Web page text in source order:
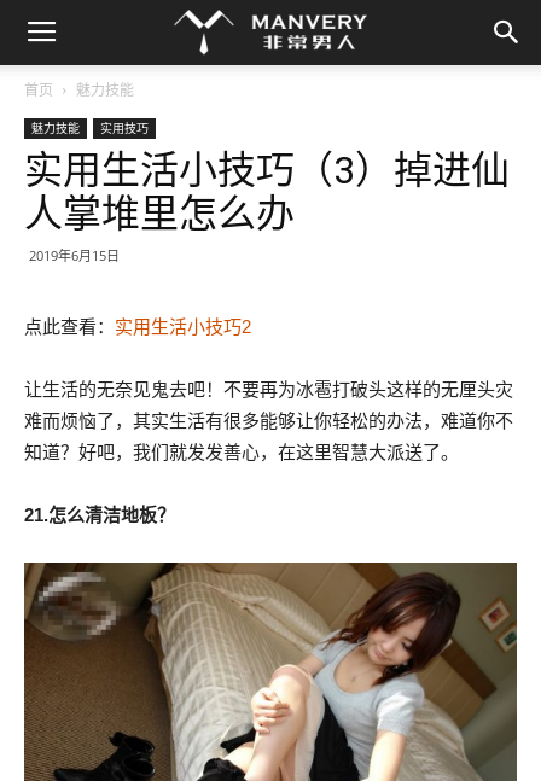
首页 魅力技能
魅力技能 实用技巧
实用生活小技巧（3）掉进仙
人掌堆里怎么办
2019年6月15日
点此查看： 实用生活小技巧2
让生活的无奈见鬼去吧！不要再为冰雹打破头这样的无厘头灾
难而烦恼了，其实生活有很多能够让你轻松的办法，难道你不
知道？好吧，我们就发发善心，在这里智慧大派送了。
21.怎么清洁地板？